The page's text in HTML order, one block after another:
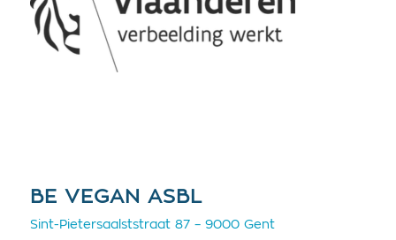
BE VEGAN ASBL
Sint-Pietersaalststraat 87 – 9000 Gent